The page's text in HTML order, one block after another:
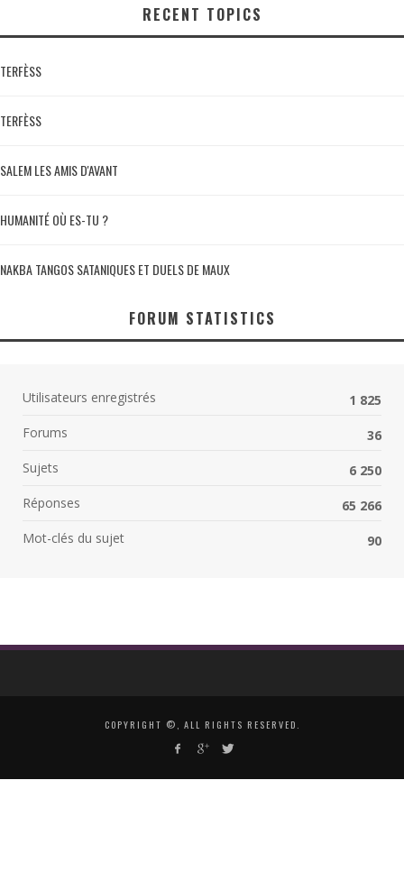
RECENT TOPICS
TERFÈSS
TERFÈSS
SALEM LES AMIS D'AVANT
HUMANITÉ OÙ ES-TU ?
NAKBA TANGOS SATANIQUES ET DUELS DE MAUX
FORUM STATISTICS
Utilisateurs enregistrés
1 825
Forums
36
Sujets
6 250
Réponses
65 266
Mot-clés du sujet
90
COPYRIGHT ©, ALL RIGHTS RESERVED.